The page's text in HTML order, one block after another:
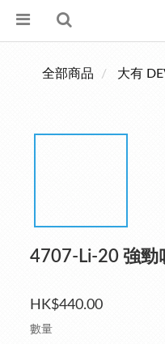
全部商品 大有
4707-Li-20 強勁
HK$440.00
數量